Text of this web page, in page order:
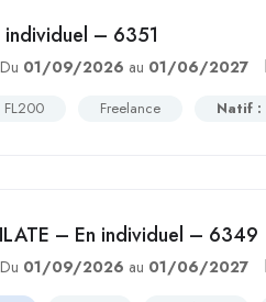
– 6351
Du 01/09/2026 au 01/06/2027
FL200 Freelance Natif :
– En individuel – 6349
Du 01/09/2026 au 01/06/2027